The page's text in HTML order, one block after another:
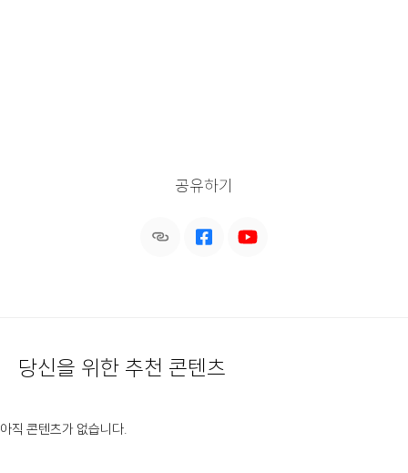
공유하기
당신을 위한 추천 콘텐츠
아직 콘텐츠가 없습니다.